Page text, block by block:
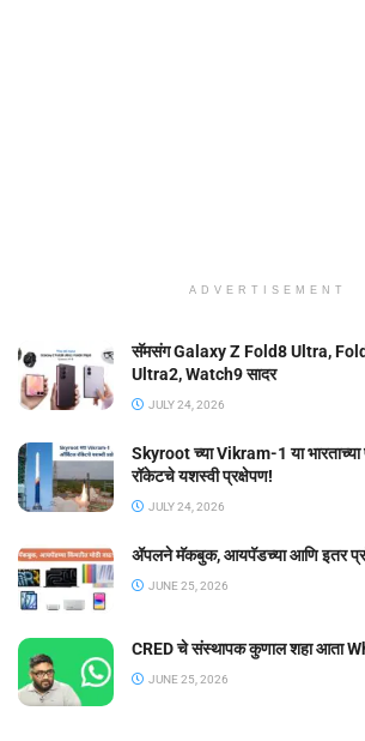
ADVERTISEMENT
सॅमसंग Galaxy Z Fold8 Ultra,
Ultra2, Watch9 सादर
JULY 24, 2026
Skyroot च्या Vikram-1 या भारताच्या
रॉकेटचे यशस्वी प्रक्षेपण!
JULY 24, 2026
ॲपलने मॅकबुक, आयपॅडच्या आणि इतर
JUNE 25, 2026
CRED चे संस्थापक कुणाल शहा आता
JUNE 25, 2026